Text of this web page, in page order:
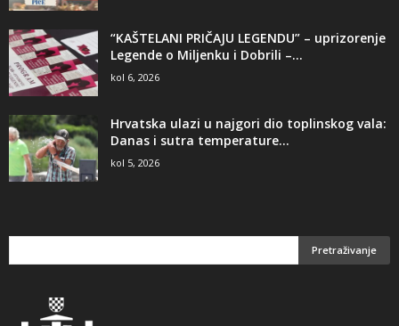
“KAŠTELANI PRIČAJU LEGENDU” – uprizorenje
Legende o Miljenku i Dobrili –...
kol 6, 2026
Hrvatska ulazi u najgori dio toplinskog vala:
Danas i sutra temperature...
kol 5, 2026